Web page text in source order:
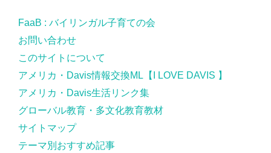
FaaB : バイリンガル子育ての会
お問い合わせ
このサイトについて
アメリカ・Davis情報交換ML【I LOVE DAVIS 】
アメリカ・Davis生活リンク集
グローバル教育・多文化教育教材
サイトマップ
テーマ別おすすめ記事